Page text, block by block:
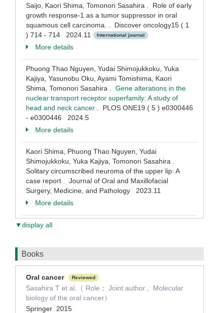
Saijo, Kaori Shima, Tomonori Sasahira . Role of early
growth response-1 as a tumor suppressor in oral
squamous cell carcinoma. . Discover oncology15 ( 1
) 714 - 714 2024.11
International journal
More details
Phuong Thao Nguyen, Yudai Shimojukkoku, Yuka
Kajiya, Yasunobu Oku, Ayami Tomishima, Kaori
Shima, Tomonori Sasahira . Gene alterations in the
nuclear transport receptor superfamily: A study of
head and neck cancer . PLOS ONE19 ( 5 ) e0300446
- e0300446 2024.5
More details
Kaori Shima, Phuong Thao Nguyen, Yudai
Shimojukkoku, Yuka Kajiya, Tomonori Sasahira .
Solitary circumscribed neuroma of the upper lip: A
case report . Journal of Oral and Maxillofacial
Surgery, Medicine, and Pathology 2023.11
More details
▼display all
Books
Oral cancer Reviewed
Sasahira T et al.（ Role： Joint author , Molecular
biology of the oral cancer）
Springer 2015